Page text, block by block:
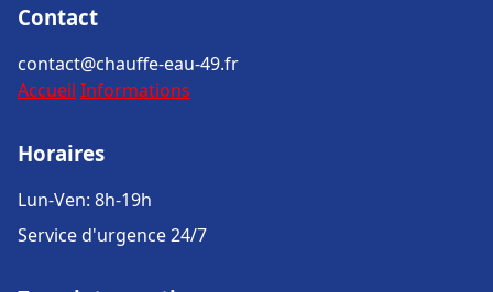
Contact
contact@chauffe-eau-49.fr
Accueil Informations
Horaires
Lun-Ven: 8h-19h
Service d'urgence 24/7